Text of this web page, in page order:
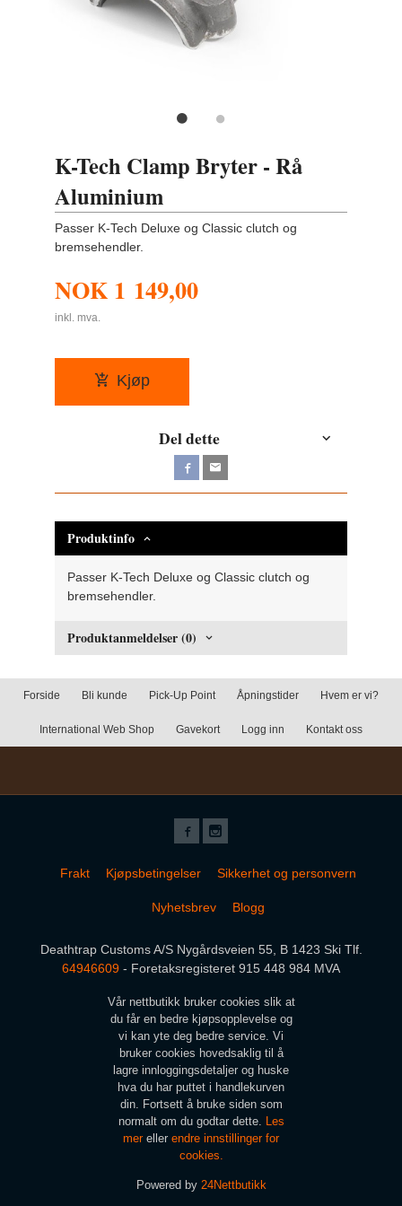
K-Tech Clamp Bryter - Rå
Aluminium
Passer K-Tech Deluxe og Classic clutch og
bremsehendler.
NOK 1 149,00
inkl. mva.
Kjøp
Del dette
Produktinfo
Passer K-Tech Deluxe og Classic clutch og
bremsehendler.
Produktanmeldelser (0)
Forside Bli kunde Pick-Up Point Åpningstider Hvem er vi?
International Web Shop Gavekort Logg inn Kontakt oss
Frakt Kjøpsbetingelser Sikkerhet og personvern
Nyhetsbrev Blogg
Deathtrap Customs A/S Nygårdsveien 55, B 1423 Ski Tlf.
64946609 - Foretaksregisteret 915 448 984 MVA
Vår nettbutikk bruker cookies slik at
du får en bedre kjøpsopplevelse og
vi kan yte deg bedre service. Vi
bruker cookies hovedsaklig til å
lagre innloggingsdetaljer og huske
hva du har puttet i handlekurven
din. Fortsett å bruke siden som
normalt om du godtar dette. Les
mer eller endre innstillinger for
cookies.
Powered by 24Nettbutikk